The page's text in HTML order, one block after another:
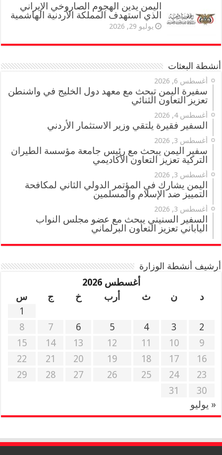
اليمن يدين الهجوم الصاروخي الإيراني
الذي استهدف المملكة الأردنية الهاشمية
يوليو 29, 2026
أنشطة البعثات
أغسطس 6, 2026
سفيرة اليمن تبحث مع معهد دول الخليج في واشنطن
تعزيز التعاون الثنائي
أغسطس 4, 2026
السفير فقيرة يلتقي وزير الاستثمار الأردني
أغسطس 3, 2026
سفير اليمن يبحث مع رئيس جامعة مؤسسة الطيران
التركية تعزيز التعاون الأكاديمي
أغسطس 3, 2026
اليمن يشارك في المؤتمر الدولي الثاني لمكافحة
التمييز ضد الإسلام والمسلمين
أغسطس 3, 2026
السفير السنيني يبحث مع عضو مجلس النواب
الياباني تعزيز التعاون البرلماني
أرشيف أنشطة الوزارة
أغسطس 2026
د
ن ث أرب خ ج
س
1
2
3
4
5
6
7
8
9
10
11
12
13
14
15
16
17
18
19
20
21
22
23
24
25
26
27
28
29
30
31
« يوليو